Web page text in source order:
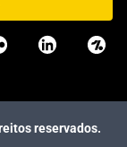
reservados.